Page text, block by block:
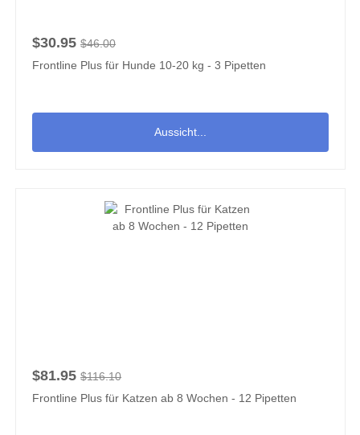
$30.95 $46.00
Frontline Plus für Hunde 10-20 kg - 3 Pipetten
Aussicht...
$81.95 $116.10
Frontline Plus für Katzen ab 8 Wochen - 12 Pipetten